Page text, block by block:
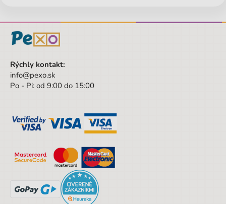
Rýchly kontakt:
info@pexo.sk
Po - Pi: od 9:00 do 15:00